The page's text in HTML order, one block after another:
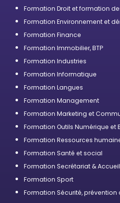
Formation Droit et formation
Formation Environnement et
Formation Finance
Formation Immobilier, BTP
Formation Industries
Formation Informatique
Formation Langues
Formation Management
Formation Marketing et
Formation Outils Numérique et
Formation Ressources
Formation Santé et social
Formation Secrétariat & Accueil
Formation Sport
Formation Sécurité,